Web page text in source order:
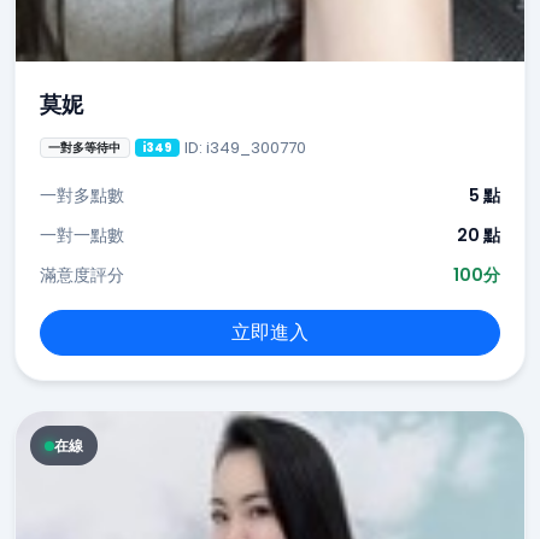
莫妮
一對多等待中 i349 ID: i349_300770
一對多點數
5 點
一對一點數
20 點
滿意度評分
100分
立即進入
在線